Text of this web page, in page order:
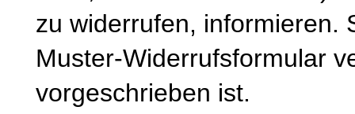
zu widerrufen, informieren.
Muster-Widerrufsformular
vorgeschrieben ist.